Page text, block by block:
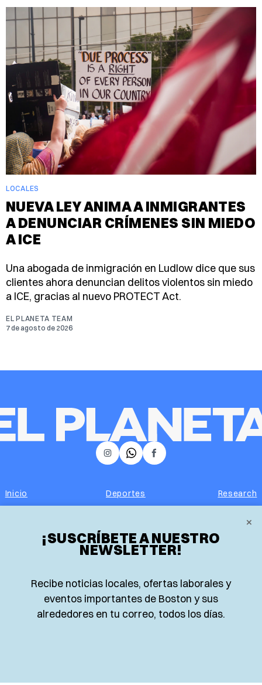
LOCALES
NUEVA LEY ANIMA A INMIGRANTES
A DENUNCIAR CRÍMENES SIN MIEDO
A ICE
Una abogada de inmigración en Ludlow dice que sus
clientes ahora denuncian delitos violentos sin miedo
a ICE, gracias al nuevo PROTECT Act.
EL PLANETA TEAM
7 de agosto de 2026
×
¡SUSCRÍBETE A NUESTRO
NEWSLETTER!
Recibe noticias locales, ofertas laborales y
eventos importantes de Boston y sus
alrededores en tu correo, todos los días.
𝕏 Facebook
Instagram
Inicio
Eventos
Negocios
Deportes
Nacionales
Lo más leído
Newsletter
Research